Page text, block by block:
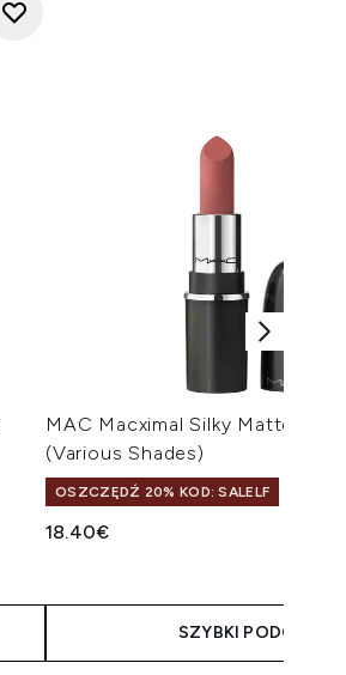
MAC Macximal Silky Matte
(Various Shades)
OSZCZĘDŹ 20% KOD: SALELF
18.40€
SZYBKI PODGLĄD